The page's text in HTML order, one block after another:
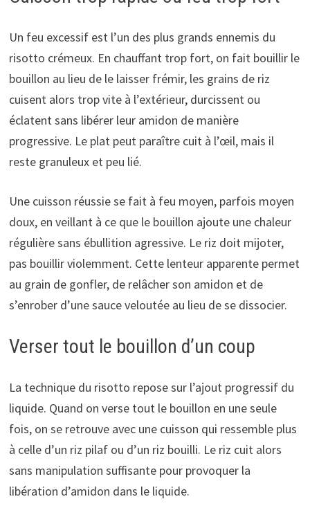
Un feu excessif est l’un des plus grands ennemis du
risotto crémeux. En chauffant trop fort, on fait bouillir le
bouillon au lieu de le laisser frémir, les grains de riz
cuisent alors trop vite à l’extérieur, durcissent ou
éclatent sans libérer leur amidon de manière
progressive. Le plat peut paraître cuit à l’œil, mais il
reste granuleux et peu lié.
Une cuisson réussie se fait à feu moyen, parfois moyen
doux, en veillant à ce que le bouillon ajoute une chaleur
régulière sans ébullition agressive. Le riz doit mijoter,
pas bouillir violemment. Cette lenteur apparente permet
au grain de gonfler, de relâcher son amidon et de
s’enrober d’une sauce veloutée au lieu de se dissocier.
Verser tout le bouillon d’un coup
La technique du risotto repose sur l’ajout progressif du
liquide. Quand on verse tout le bouillon en une seule
fois, on se retrouve avec une cuisson qui ressemble plus
à celle d’un riz pilaf ou d’un riz bouilli. Le riz cuit alors
sans manipulation suffisante pour provoquer la
libération d’amidon dans le liquide.